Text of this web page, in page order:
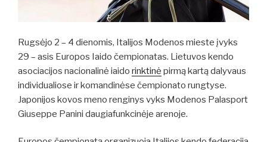
Rugsėjo 2 – 4 dienomis, Italijos Modenos mieste įvyks
29 – asis Europos Iaido čempionatas. Lietuvos kendo
asociacijos nacionalinė iaido rinktinė pirmą kartą dalyvaus
individualiose ir komandinėse čempionato rungtyse.
Japonijos kovos meno renginys vyks Modenos Palasport
Giuseppe Panini daugiafunkcinėje arenoje.